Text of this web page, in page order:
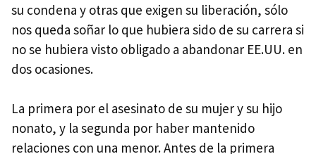
su condena y otras que exigen su liberación, sólo
nos queda soñar lo que hubiera sido de su carrera si
no se hubiera visto obligado a abandonar EE.UU. en
dos ocasiones.
La primera por el asesinato de su mujer y su hijo
nonato, y la segunda por haber mantenido
relaciones con una menor. Antes de la primera